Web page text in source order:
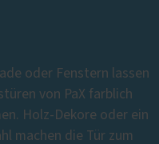
oder Fenstern lassen
von PaX farblich
Holz-Dekore oder ein
machen die Tür zum